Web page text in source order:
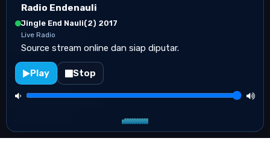
Kontak
Jadwal Siaran
Mobile App Confirmation
Privacy Policy
CONTACT US
Radio Endenauli
Jingle End Nauli(2) 2017
Live Radio
Source stream online dan siap diputar.
Play Stop